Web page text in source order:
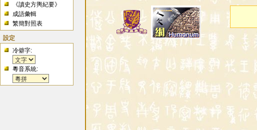
《讀史方輿紀要》
成語彙輯
繁簡對照表
設定
冷僻字:
粵音系統: